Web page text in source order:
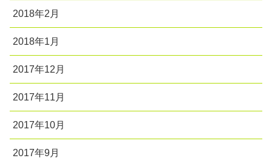
2018年2月
2018年1月
2017年12月
2017年11月
2017年10月
2017年9月